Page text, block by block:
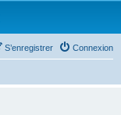
Connexion
S’enregistrer